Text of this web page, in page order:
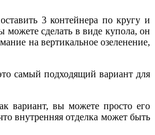
3 контейнера по кругу и
можете сделать в виде купола, он
на вертикальное озеленение,
самый подходящий вариант для
вариант, вы можете просто его
внутренняя отделка может быть